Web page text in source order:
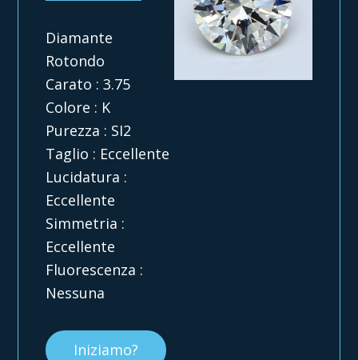
Diamante
Rotondo
Carato : 3.75
Colore : K
Purezza : SI2
Taglio : Eccellente
Lucidatura :
Eccellente
Simmetria :
Eccellente
Fluorescenza :
Nessuna
Iniziamo?